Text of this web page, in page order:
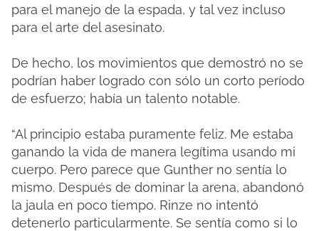
para el manejo de la espada, y tal vez incluso
para el arte del asesinato.
De hecho, los movimientos que demostró no se
podrían haber logrado con sólo un corto período
de esfuerzo; había un talento notable.
“Al principio estaba puramente feliz. Me estaba
ganando la vida de manera legítima usando mi
cuerpo. Pero parece que Gunther no sentía lo
mismo. Después de dominar la arena, abandonó
la jaula en poco tiempo. Rinze no intentó
detenerlo particularmente. Se sentía como si lo